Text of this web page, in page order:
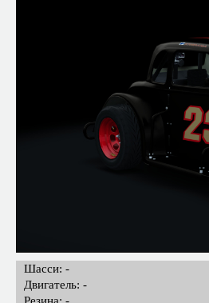
Шасси: -
Двигатель: -